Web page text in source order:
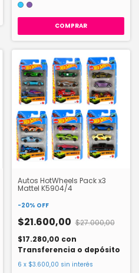
COMPRAR
Autos HotWheels Pack x3
Mattel K5904/4
-20% OFF
$21.600,00 $27.000,00
$17.280,00 con
Transferencia o depósito
6 x $3.600,00 sin interés